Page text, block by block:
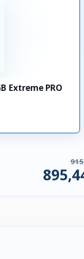
Extreme PRO